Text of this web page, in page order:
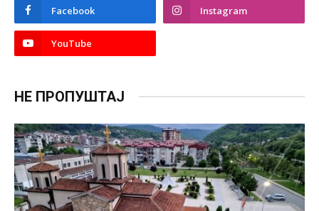
Facebook Instagram
YouTube
НЕ ПРОПУШТАЈ